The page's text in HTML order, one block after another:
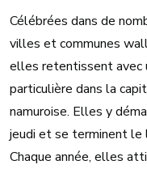
Célébrées dans de
villes et communes
elles retentissent avec
particulière dans la
namuroise. Elles y
jeudi et se terminent le
Chaque année, elles